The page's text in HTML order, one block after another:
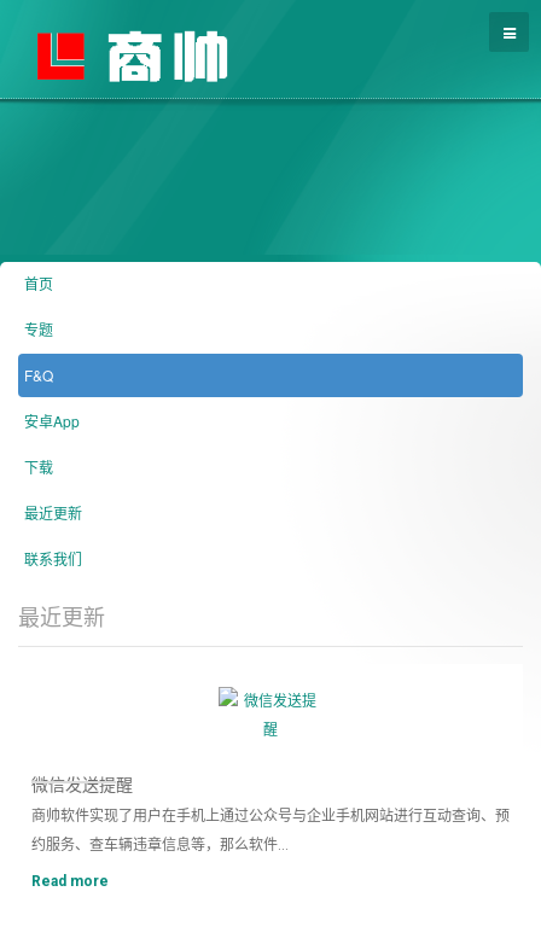
首页
专题
F&Q
安卓App
下载
最近更新
联系我们
最近更新
微信发送提醒
商帅软件实现了用户在手机上通过公众号与企业手机网站进行互动查询、预
约服务、查车辆违章信息等，那么软件...
Read more